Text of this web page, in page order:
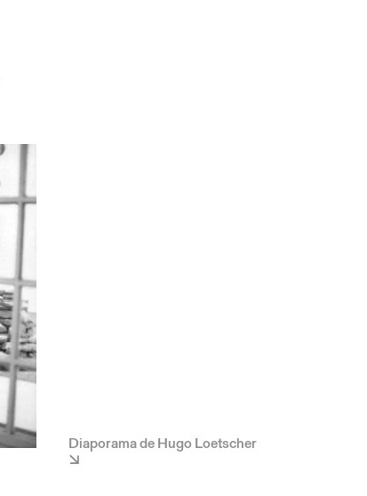
Diaporama de Hugo Loetscher